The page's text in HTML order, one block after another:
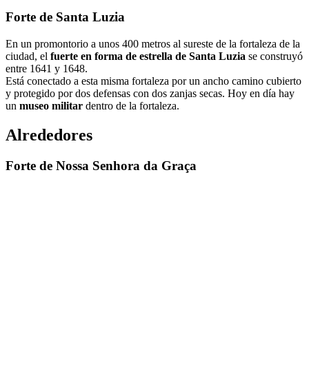
Forte de Santa Luzia
En un promontorio a unos 400 metros al sureste de la fortaleza de la
ciudad, el fuerte en forma de estrella de Santa Luzia se construyó
entre 1641 y 1648.
Está conectado a esta misma fortaleza por un ancho camino cubierto
y protegido por dos defensas con dos zanjas secas. Hoy en día hay
un museo militar dentro de la fortaleza.
Alrededores
Forte de Nossa Senhora da Graça